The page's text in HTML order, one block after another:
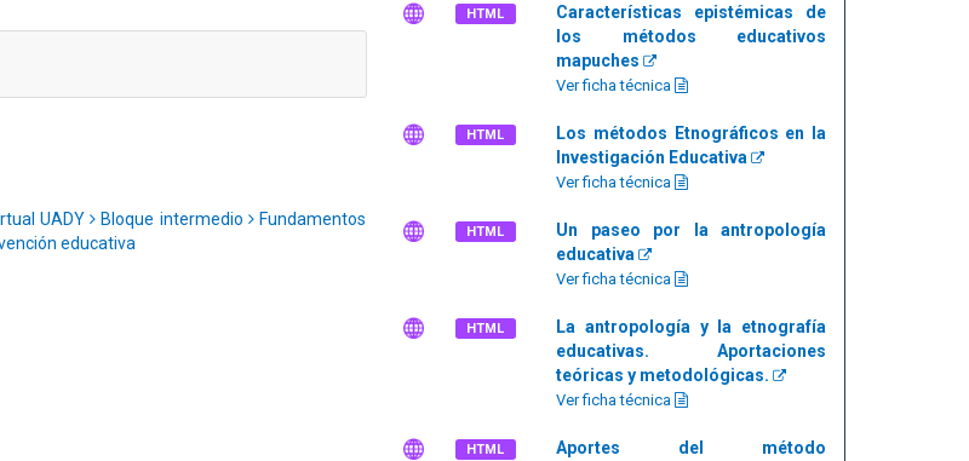
UADY Bloque intermedio
Fundamentos
educativa
HTML
Características epistémicas de
los métodos educativos
mapuches
Ver ficha técnica
HTML
Los métodos Etnográficos en la
Investigación Educativa
Ver ficha técnica
HTML
Un paseo por la antropología
educativa
Ver ficha técnica
HTML
La antropología y la etnografía
educativas. Aportaciones
teóricas y metodológicas.
Ver ficha técnica
HTML
Aportes del método